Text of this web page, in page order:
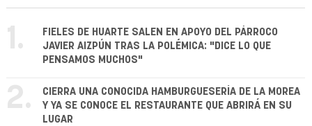
1.
FIELES DE HUARTE SALEN EN APOYO DEL PÁRROCO
JAVIER AIZPÚN TRAS LA POLÉMICA: "DICE LO QUE
PENSAMOS MUCHOS"
2.
CIERRA UNA CONOCIDA HAMBURGUESERÍA DE LA MOREA
Y YA SE CONOCE EL RESTAURANTE QUE ABRIRÁ EN SU
LUGAR